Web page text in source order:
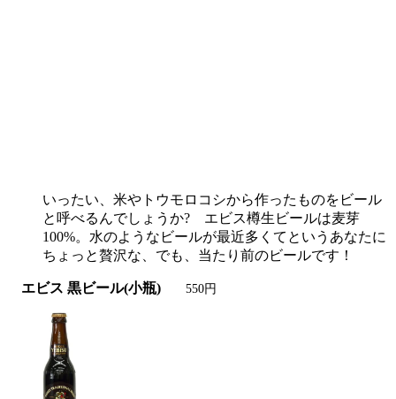
いったい、米やトウモロコシから作ったものをビール
と呼べるんでしょうか? エビス樽生ビールは麦芽
100%。水のようなビールが最近多くてというあなたに
ちょっと贅沢な、でも、当たり前のビールです！
エビス 黒ビール(小瓶) 550円